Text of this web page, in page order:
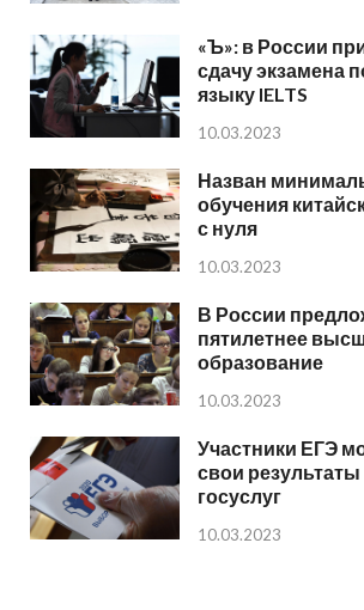
«Ъ»: в России
сдачу экзамена
языку IELTS
10.03.2023
Назван
обучения
с нуля
10.03.2023
В России
пятилетнее
образование
10.03.2023
Участники ЕГЭ
свои
госуслуг
10.03.2023